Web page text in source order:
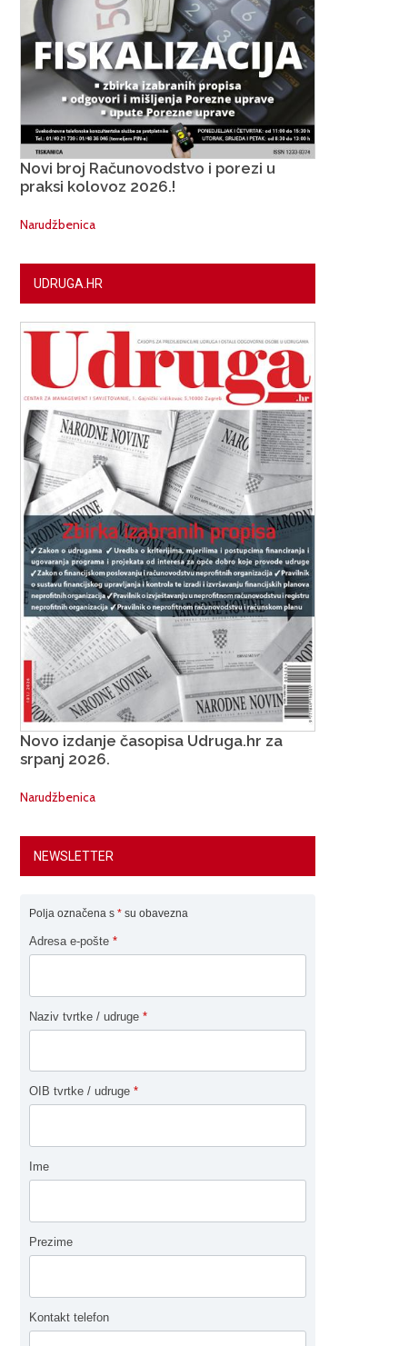
Novi broj Računovodstvo i porezi u
praksi kolovoz 2026.!
Narudžbenica
UDRUGA.HR
Novo izdanje časopisa Udruga.hr za
srpanj 2026.
Narudžbenica
NEWSLETTER
Polja označena s * su obavezna
Adresa e-pošte *
Naziv tvrtke / udruge *
OIB tvrtke / udruge *
Ime
Prezime
Kontakt telefon